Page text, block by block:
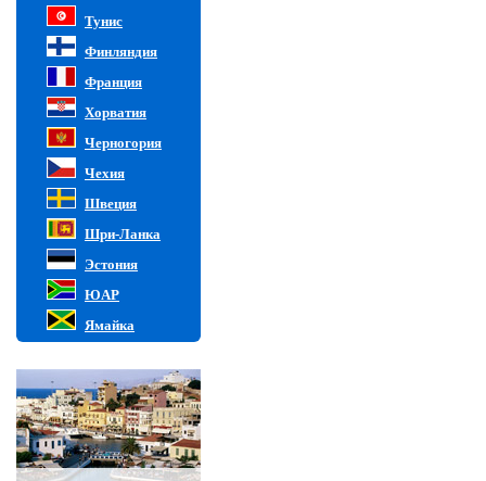
Тунис
Финляндия
Франция
Хорватия
Черногория
Чехия
Швеция
Шри-Ланка
Эстония
ЮАР
Ямайка